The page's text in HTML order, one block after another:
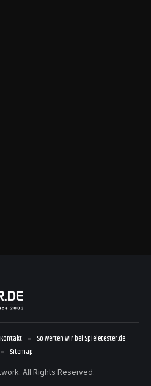
All Rights Reserved.
Kontakt
So werten wir bei Spieletester.de
Sitemap